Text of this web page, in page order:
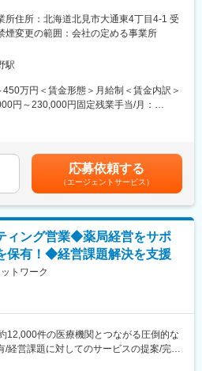
きます。無理な目標や数字に対する過度
ん。お客様との関係性構築が出来、信
ればおのずと実績もついてくる環境で
識を習得していただきます。また、薬
上、残業時間の抑制の取り組みを実施し
度、19:00には退社できるように各支店
長→部長とキャリアアップをしていき
ていただくことを期待しています。
業務
象とした動物用医薬品、飼料の提案営業
の暮らしに貢献するやりがいのある仕事
院への定期訪問・情報提供 ■動物用医
の提案・販売 ■受発注・見積書作成など
業 ■他の業界・異業種からの入社事例も
・機器、サプリメント、フードなどの
農家向けの飼料や消毒資材など
客を引継ぎをしていきます。
訪問準備/メーカー担当者と打合せ
し、1日5～8件程度のお客様を訪問しま
作成、商品勉強会出席など
制で通常は遅くとも19時には退社して
などを考慮し、目標を設定。売上実績ほ
所住所：北海道北見市大通東4丁目4-1 受
煙変更の範囲：会社の定める事業所
駅
万円＜賃金形態＞月給制＜賃金内訳＞
円～230,000円固定残業手当/月：
給 固定残業代の時間：20時間/月 賞
回（6月、12月支給 合計5.15ヶ月） ※初
り独自計算の上で支給となります。賃
額であり、選考を通じて上下する可能性
固定手当を含めた表記です。
応募依頼する
（エージェントサービス）
ィング営業◆薬局経営をサポ
保有！◆経営課題解決を支援
トワーク
件の医療機関とつながる圧倒的な
/経営課題に対してのサービスの提案/完全